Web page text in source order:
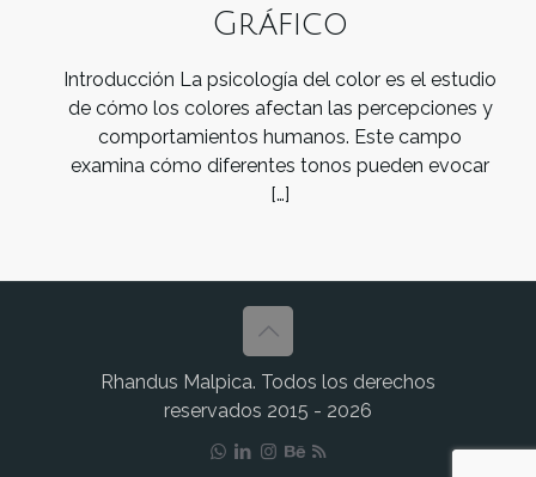
Gráfico
Introducción La psicología del color es el estudio
de cómo los colores afectan las percepciones y
comportamientos humanos. Este campo
examina cómo diferentes tonos pueden evocar
[…]
Rhandus Malpica. Todos los derechos
reservados 2015 - 2026